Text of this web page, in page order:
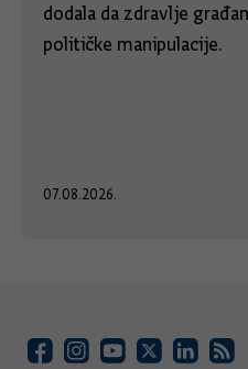
dodala da zdravlje
političke manipulacije.
07.08.2026.